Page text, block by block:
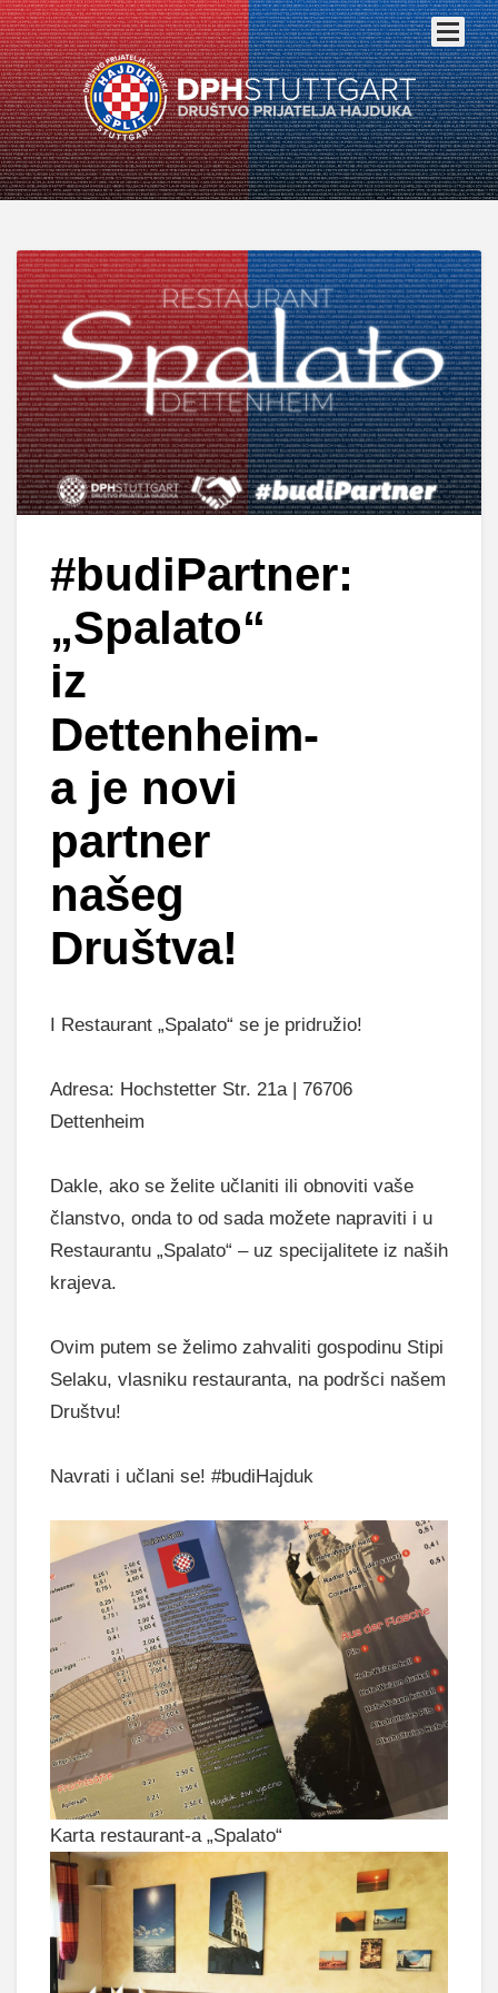
#budiPartner:
„Spalato“
iz
Dettenheim-
a je novi
partner
našeg
Društva!
I Restaurant „Spalato“ se je pridružio!
Adresa: Hochstetter Str. 21a | 76706
Dettenheim
Dakle, ako se želite učlaniti ili obnoviti vaše
članstvo, onda to od sada možete napraviti i u
Restaurantu „Spalato“ – uz specijalitete iz naših
krajeva.
Ovim putem se želimo zahvaliti gospodinu Stipi
Selaku, vlasniku restauranta, na podršci našem
Društvu!
Navrati i učlani se! #budiHajduk
Karta restaurant-a „Spalato“